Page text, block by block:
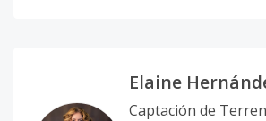
Elaine
Captación de